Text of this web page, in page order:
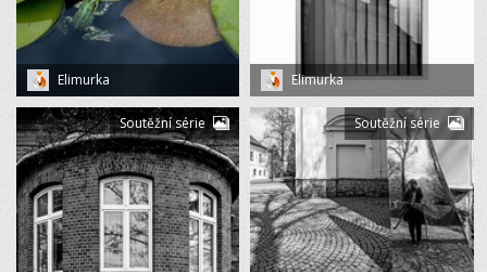
Elimurka Elimurka
Soutěžní série Soutěžní série